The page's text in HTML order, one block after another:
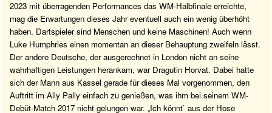
2023 mit überragenden Performances das WM-Halbfinale erreichte,
mag die Erwartungen dieses Jahr eventuell auch ein wenig überhöht
haben. Dartspieler sind Menschen und keine Maschinen! Auch wenn
Luke Humphries einen momentan an dieser Behauptung zweifeln lässt.
Der andere Deutsche, der ausgerechnet in London nicht an seine
wahrhaftigen Leistungen herankam, war Dragutin Horvat. Dabei hatte
sich der Mann aus Kassel gerade für dieses Mal vorgenommen, den
Auftritt im Ally Pally einfach zu genießen, was ihm bei seinem WM-
Debüt-Match 2017 nicht gelungen war. „Ich könnt` aus der Hose